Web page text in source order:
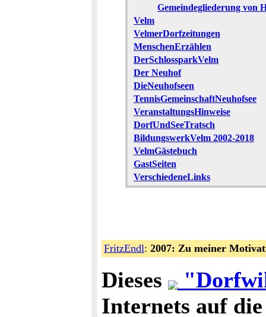
Gemeindegliederung von
Velm
VelmerDorfzeitungen
MenschenErzählen
DerSchlossparkVelm
Der Neuhof
DieNeuhofseen
TennisGemeinschaftNeuhofsee
VeranstaltungsHinweise
DorfUndSeeTratsch
BildungswerkVelm 2002-2018
VelmGästebuch
GastSeiten
VerschiedeneLinks
FritzEndl: 2007: Zu meiner
Dieses
Internets auf